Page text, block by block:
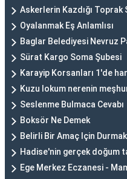
Askerlerin Kazdığı Toprak
Oyalanmak Eş Anlamlısı
Baglar Belediyesi Nevruz
Sürat Kargo Soma Şubesi
Karayip Korsanları 1'de
Kuzu lokum nerenin
Seslenme Bulmaca Cevabı
Boksör Ne Demek
Belirli Bir Amaç Için
Hadise'nin gerçek doğum
Ege Merkez Eczanesi -